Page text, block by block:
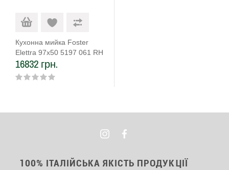
Кухонна мийка Foster
Elettra 97x50 5197 061 RH
16832 грн.
100% ІТАЛІЙСЬКА ЯКІСТЬ ПРОДУКЦІЇ